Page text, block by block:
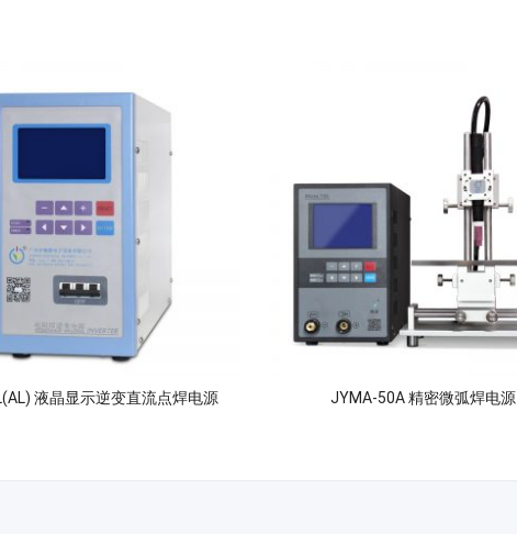
液晶显示逆变直流点焊电源 JYMA-50A 精密微弧焊电源